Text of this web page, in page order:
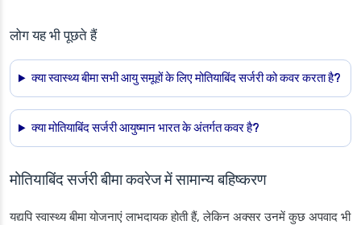
लोग यह भी पूछते हैं
क्या स्वास्थ्य बीमा सभी आयु समूहों के लिए मोतियाबिंद सर्जरी को कवर करता है?
क्या मोतियाबिंद सर्जरी आयुष्मान भारत के अंतर्गत कवर है?
मोतियाबिंद सर्जरी बीमा कवरेज में सामान्य बहिष्करण
यद्यपि स्वास्थ्य बीमा योजनाएं लाभदायक होती हैं, लेकिन अक्सर उनमें कुछ अपवाद भी